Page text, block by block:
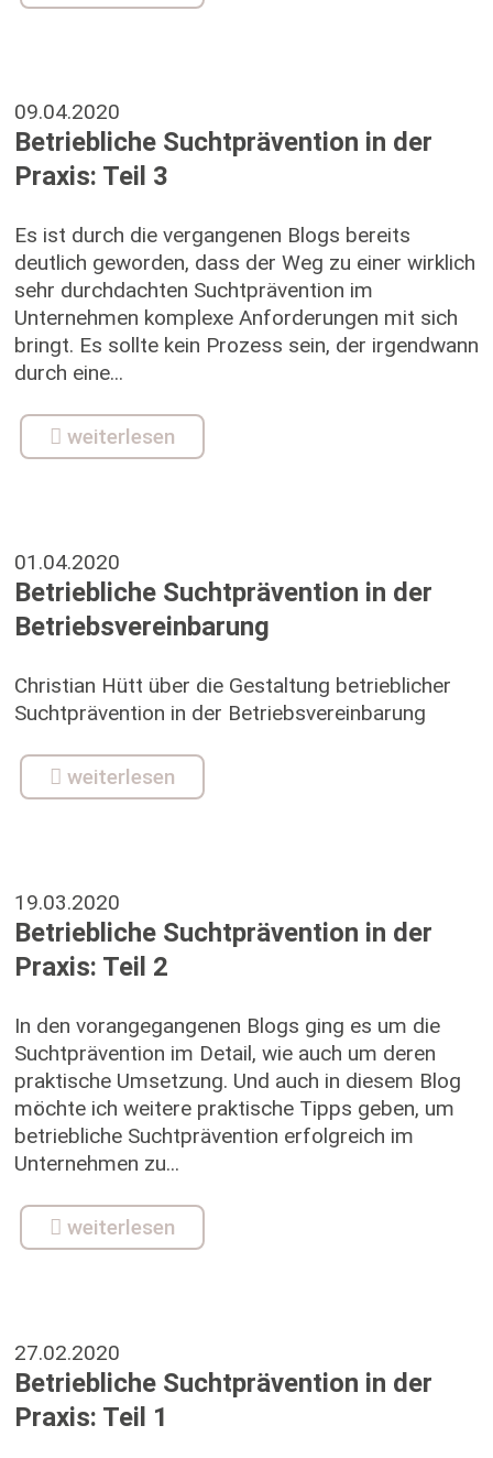
09.04.2020
Betriebliche Suchtprävention in der
Praxis: Teil 3
Es ist durch die vergangenen Blogs bereits
deutlich geworden, dass der Weg zu einer wirklich
sehr durchdachten Suchtprävention im
Unternehmen komplexe Anforderungen mit sich
bringt. Es sollte kein Prozess sein, der irgendwann
durch eine...
weiterlesen
01.04.2020
Betriebliche Suchtprävention in der
Betriebsvereinbarung
Christian Hütt über die Gestaltung betrieblicher
Suchtprävention in der Betriebsvereinbarung
weiterlesen
19.03.2020
Betriebliche Suchtprävention in der
Praxis: Teil 2
In den vorangegangenen Blogs ging es um die
Suchtprävention im Detail, wie auch um deren
praktische Umsetzung. Und auch in diesem Blog
möchte ich weitere praktische Tipps geben, um
betriebliche Suchtprävention erfolgreich im
Unternehmen zu...
weiterlesen
27.02.2020
Betriebliche Suchtprävention in der
Praxis: Teil 1